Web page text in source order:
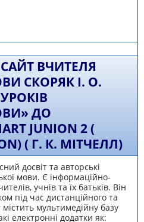
ВЧИТЕЛЯ
СКОРЯК І. О.
ДО
JUNION 2 (
( Г. К. МІТЧЕЛЛ)
досвіт та авторські
мови. Є інформаційно-
учнів та їх батьків. Він
під час дистанційного та
мультимедійну базу
електронні додатки як: